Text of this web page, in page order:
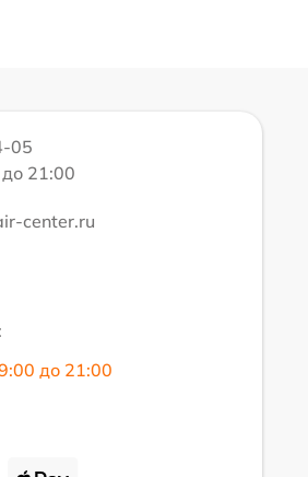
05
21:00
center.ru
до 21:00